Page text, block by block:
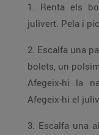
1. Renta els
julivert. Pela i
2. Escalfa una paella
bolets, un polsim
Afegeix-hi la
3. Escalfa una altra